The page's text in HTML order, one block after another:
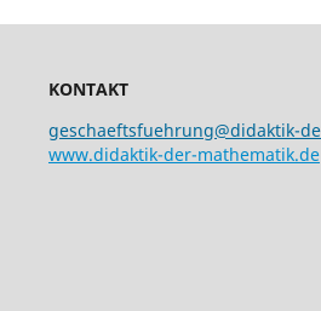
KONTAKT
geschaeftsfuehrung@didaktik-
www.didaktik-der-mathematik.de